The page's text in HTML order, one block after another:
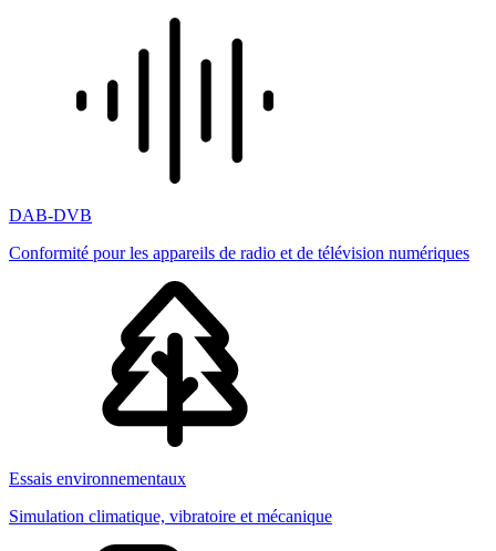
DAB-DVB
Conformité pour les appareils de radio et de télévision numériques
Essais environnementaux
Simulation climatique, vibratoire et mécanique